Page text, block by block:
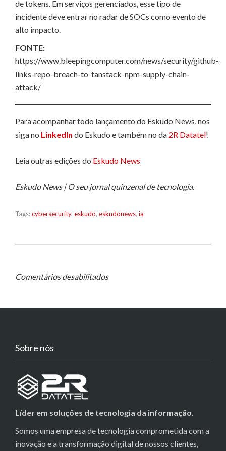
de tokens. Em serviços gerenciados, esse tipo de
incidente deve entrar no radar de SOCs como evento de
alto impacto.
FONTE:
https://www.bleepingcomputer.com/news/security/github-
links-repo-breach-to-tanstack-npm-supply-chain-
attack/
Para acompanhar todo lançamento do Eskudo News, nos
siga no LinkedIn do Eskudo e também no da 2R Datatel!
Leia outras edições do Eskudo News
Eskudo News | O seu jornal quinzenal de tecnologia.
Tags:cybersecurity, eskudo, eskudonews, ia
Comentários desabilitados
Sobre nós
Líder em soluções de tecnologia da informação.
Somos uma empresa de tecnologia comprometida com a
inovação e a transformação digital de nossos clientes,